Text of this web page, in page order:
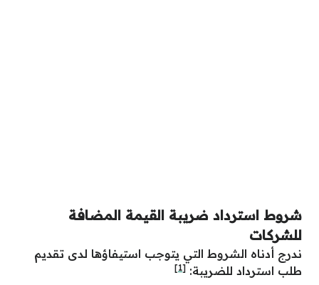
شروط استرداد ضريبة القيمة المضافة
للشركات
ندرج أدناه الشروط التي يتوجب استيفاؤها لدى تقديم
طلب استرداد للضريبة: [1]